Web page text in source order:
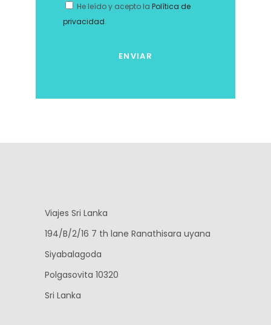
He leído y acepto la Política de
privacidad.
Viajes Sri Lanka
194/B/2/16 7 th lane Ranathisara uyana
Siyabalagoda
Polgasovita 10320
Sri Lanka